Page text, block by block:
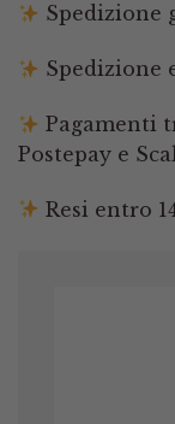
Spedizione
Spedizione
Pagamenti
Postepay e
Resi entro